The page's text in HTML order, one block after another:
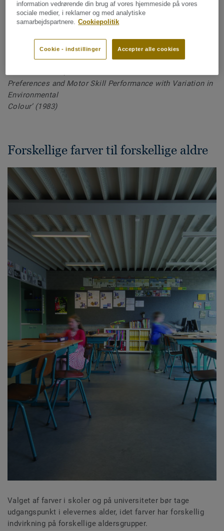
Hukommelsen forbedres med 55-78
% hos børn, der er omgivet af deres
yndlingsfarver*.
Preferences and Motor Skill Performance with Variation in
Environmental
Colour’ (1983)
Forskellige farver til forskellige aldre
Valget af farver i skoler og på universiteter bør tage
udgangspunkt i elevernes alder, idet farver har forskellig
indvirkning på forskellige aldersgrupper.
information vedrørende din brug af vores hjemmeside på vores
sociale medier, i reklamer og med analytiske
samarbejdspartnere. Cookiepolitik
Accepter alle cookies
Cookie - indstillinger